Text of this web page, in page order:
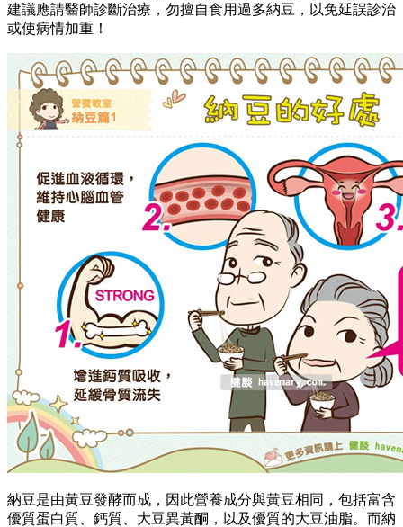
建議應請醫師診斷治療，勿擅自食用過多納豆，以免延誤診治
或使病情加重！
納豆是由黃豆發酵而成，因此營養成分與黃豆相同，包括富含
優質蛋白質、鈣質、大豆異黃酮，以及優質的大豆油脂。而納